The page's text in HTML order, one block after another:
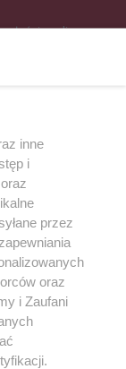
radiową
Dane firmowe
inne
i
przez
oraz
i Zaufani